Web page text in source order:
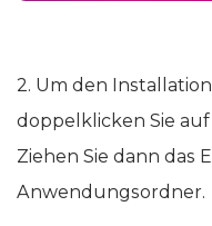
2. Um den
doppelklicken Sie
Ziehen Sie dann das
Anwendungsordner.